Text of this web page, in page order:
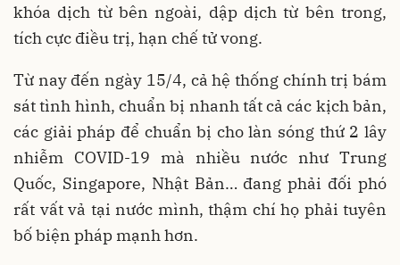
khóa dịch từ bên ngoài, dập dịch từ bên trong,
tích cực điều trị, hạn chế tử vong.
Từ nay đến ngày 15/4, cả hệ thống chính trị bám
sát tình hình, chuẩn bị nhanh tất cả các kịch bản,
các giải pháp để chuẩn bị cho làn sóng thứ 2 lây
nhiễm COVID-19 mà nhiều nước như Trung
Quốc, Singapore, Nhật Bản… đang phải đối phó
rất vất vả tại nước mình, thậm chí họ phải tuyên
bố biện pháp mạnh hơn.